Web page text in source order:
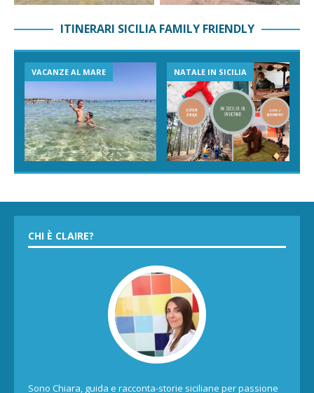
ITINERARI SICILIA FAMILY FRIENDLY
VACANZE AL MARE NATALE IN SICILIA
CHI È CLAIRE?
Sono Chiara, guida e racconta-storie siciliane per passione